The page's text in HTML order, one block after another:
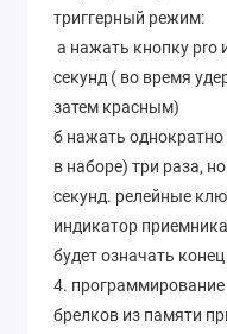
триггерный режим:
а нажать кнопку pro
секунд ( во время
затем красным)
б нажать
в наборе) три раза,
секунд. релейные
индикатор
будет означать
4. программирование
брелков из памяти